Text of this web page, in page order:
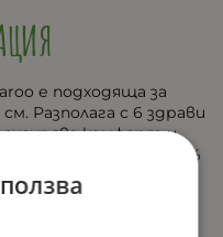
е подходяща за
Разполага с 6 здрави
комфорт и
Изработена от 100%
за поддръжка